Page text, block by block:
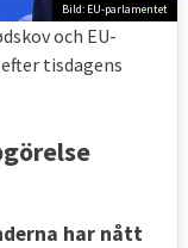
Bild: EU-parlamentet
och EU-
tisdagens
har nått